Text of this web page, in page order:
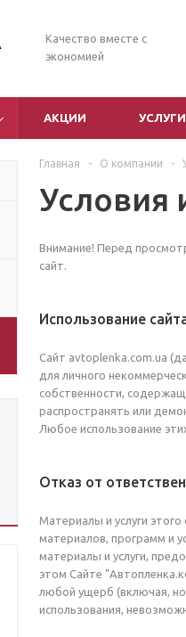
Качество вместе с
экономией
АКЦИИ УСЛУГИ
Главная - О компании -
Условия
Внимание! Перед
сайт.
Использование
Сайт avtoplenka.com.ua
для личного
собственности,
распространять или
Любое использование
Oтказ от
Материалы и услуги
материалов, программ и
материалы и услуги,
этом Сайте
любой ущерб (включая, но
использования,